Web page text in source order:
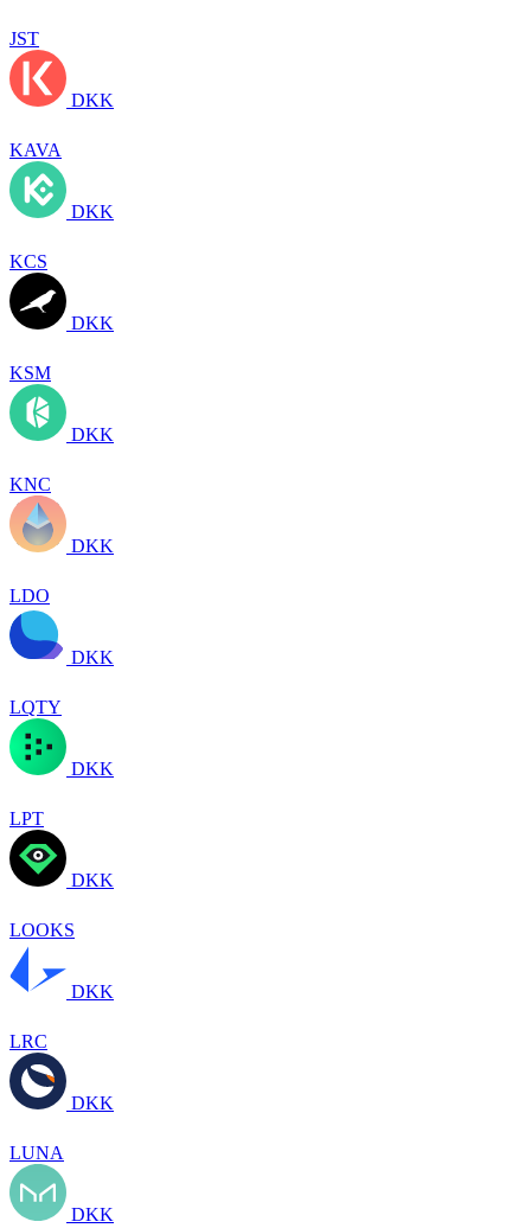
JST
DKK
KAVA
DKK
KCS
DKK
KSM
DKK
KNC
DKK
LDO
DKK
LQTY
DKK
LPT
DKK
LOOKS
DKK
LRC
DKK
LUNA
DKK